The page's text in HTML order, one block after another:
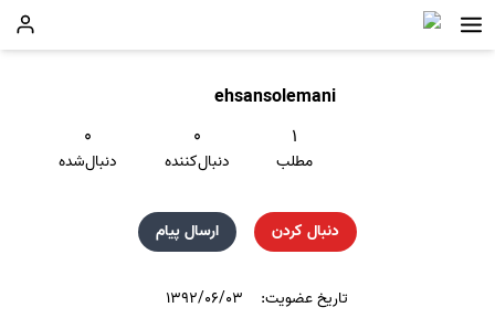
ehsansolemani
۱
مطلب
۰
دنبال‌کننده
۰
دنبال‌شده
دنبال کردن ارسال پیام
تاریخ عضویت: ۱۳۹۲/۰۶/۰۳